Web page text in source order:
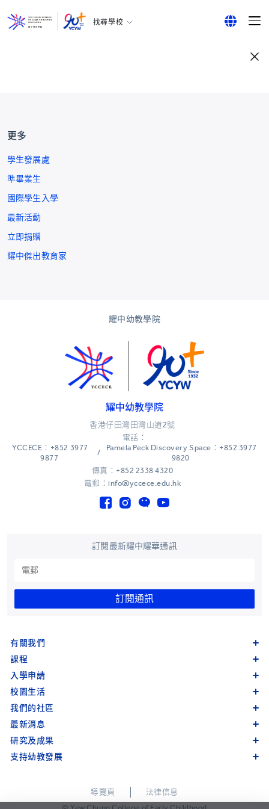
找尋學校
更多
學生發展處
準畢業生
國際學生入學
最新活動
立即捐贈
耀中傑出教育家
耀中幼教學院
耀中幼教學院
香港仔田灣田灣山道2號
電話：
YCCECE：+852 3977
9877
/
Pamela Peck Discovery Space：+852 3977
9820
傳真：+852 2338 4320
電郵：info@yccece.edu.hk
訂閱最新耀中耀華通訊
訂閱通訊
有關我們
課程
入學申請
校園生活
我們的社區
最新消息
研究及成果
支持幼教發展
導覽頁
法律信息
© Yew Chung College of Early Childhood